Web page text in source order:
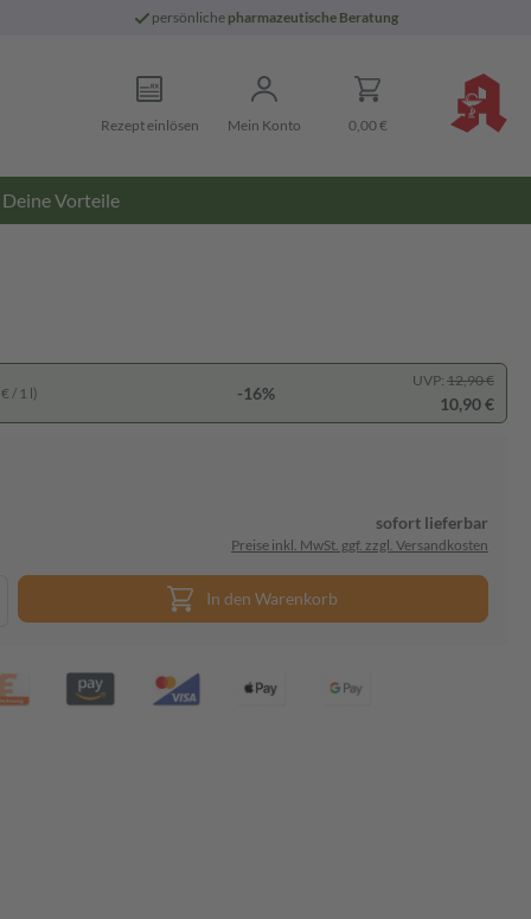
persönliche pharmazeutische Beratung
Rezept einlösen Mein Konto 0,00 €
Deine Vorteile
/ 1 l) -16%
UVP: 12,90 €
10,90 €
sofort lieferbar
Preise inkl. MwSt. ggf. zzgl. Versandkosten
In den Warenkorb